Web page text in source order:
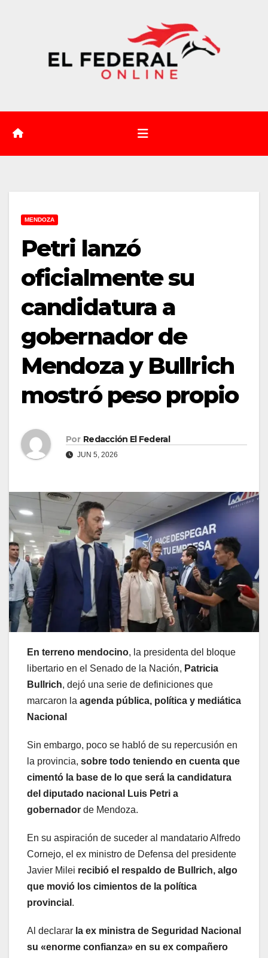
MENDOZA
Petri lanzó
oficialmente su
candidatura a
gobernador de
Mendoza y Bullrich
mostró peso propio
Por Redacción El Federal
JUN 5, 2026
En terreno mendocino, la presidenta del bloque
libertario en el Senado de la Nación, Patricia
Bullrich, dejó una serie de definiciones que
marcaron la agenda pública, política y mediática
Nacional
Sin embargo, poco se habló de su repercusión en
la provincia, sobre todo teniendo en cuenta que
cimentó la base de lo que será la candidatura
del diputado nacional Luis Petri a
gobernador de Mendoza.
En su aspiración de suceder al mandatario Alfredo
Cornejo, el ex ministro de Defensa del presidente
Javier Milei recibió el respaldo de Bullrich, algo
que movió los cimientos de la política
provincial .
Al declarar la ex ministra de Seguridad Nacional
su «enorme confianza» en su ex compañero